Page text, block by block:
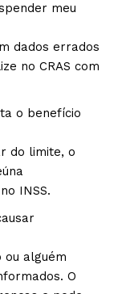
meu
dados errados
no CRAS com
o benefício
do limite, o
INSS.
ou alguém
O